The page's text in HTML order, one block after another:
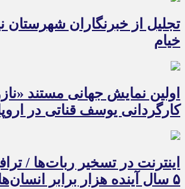
تجلیل از خبرنگاران شهرستان
خیام
اولین نمایش جهانی مستند
کارگردانی یوسف قناتی در
اینترنت در تسخیر ربات‌ها /
۵ سال آینده هزار برابر انسان‌ها خواهد شد